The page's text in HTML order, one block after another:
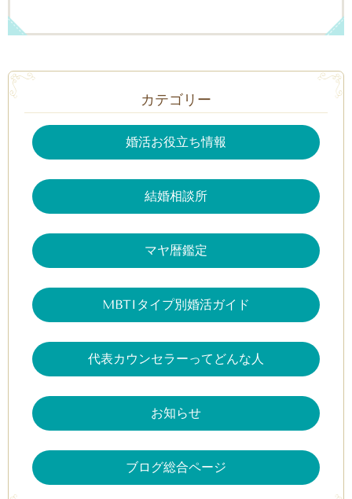
カテゴリー
婚活お役立ち情報
結婚相談所
マヤ暦鑑定
MBTIタイプ別婚活ガイド
代表カウンセラーってどんな人
お知らせ
ブログ総合ページ